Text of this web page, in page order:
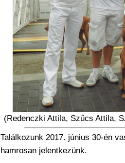
(Redenczki Attila, Szűcs Attila,
Találkozunk 2017. június 30-én
hamrosan jelentkezünk.